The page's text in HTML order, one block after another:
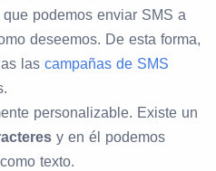
que podemos enviar SMS a
deseemos. De esta forma,
las campañas de SMS
personalizable. Existe un
y en él podemos
texto.